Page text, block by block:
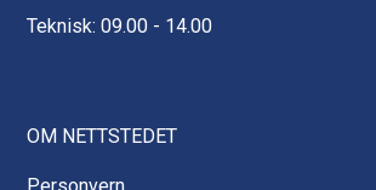
Teknisk: 09.00 - 14.00
OM NETTSTEDET